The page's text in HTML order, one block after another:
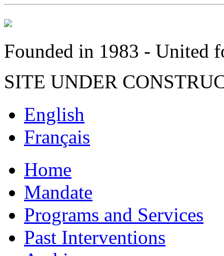
Founded in 1983 - United
SITE UNDER
English
Français
Home
Mandate
Programs and Services
Past Interventions